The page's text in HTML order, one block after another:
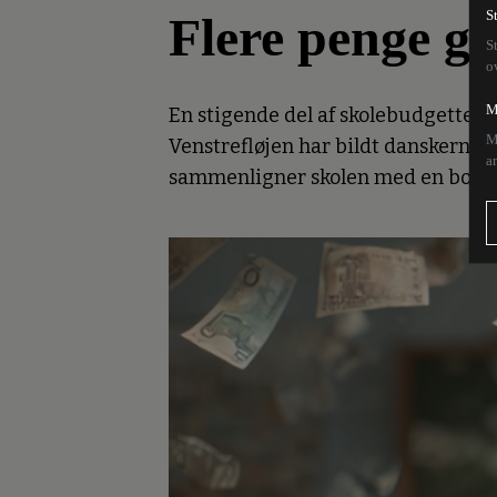
Flere penge
En stigende del af
Venstrefløjen har bildt danskerne
sammenligner skolen med en